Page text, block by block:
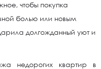
чтобы покупка
болью или новым
долгожданный уют и
недорогих квартир в